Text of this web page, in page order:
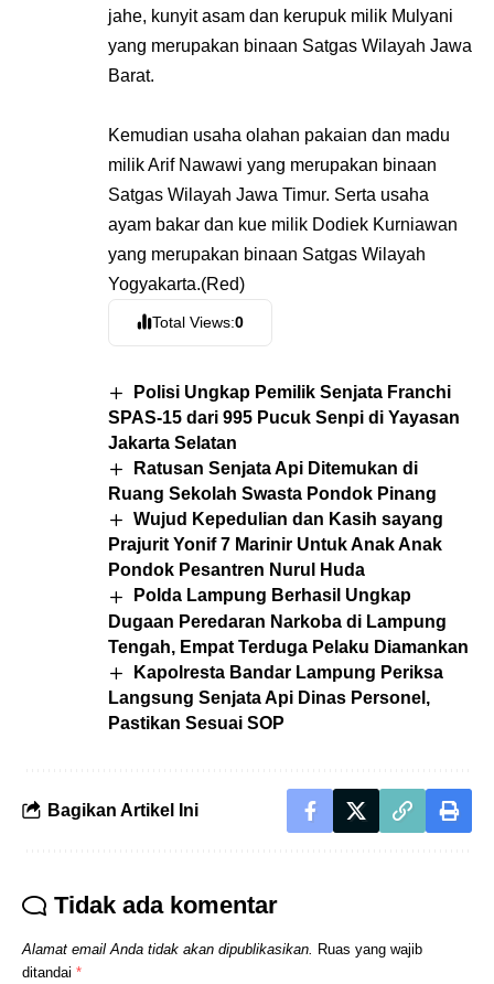
jahe, kunyit asam dan kerupuk milik Mulyani
yang merupakan binaan Satgas Wilayah Jawa
Barat.
Kemudian usaha olahan pakaian dan madu
milik Arif Nawawi yang merupakan binaan
Satgas Wilayah Jawa Timur. Serta usaha
ayam bakar dan kue milik Dodiek Kurniawan
yang merupakan binaan Satgas Wilayah
Yogyakarta.(Red)
Total Views:0
Polisi Ungkap Pemilik Senjata Franchi
SPAS-15 dari 995 Pucuk Senpi di Yayasan
Jakarta Selatan
Ratusan Senjata Api Ditemukan di
Ruang Sekolah Swasta Pondok Pinang
Wujud Kepedulian dan Kasih sayang
Prajurit Yonif 7 Marinir Untuk Anak Anak
Pondok Pesantren Nurul Huda
Polda Lampung Berhasil Ungkap
Dugaan Peredaran Narkoba di Lampung
Tengah, Empat Terduga Pelaku Diamankan
Kapolresta Bandar Lampung Periksa
Langsung Senjata Api Dinas Personel,
Pastikan Sesuai SOP
Bagikan Artikel Ini
Tidak ada komentar
Alamat email Anda tidak akan dipublikasikan.
Ruas yang wajib
ditandai *